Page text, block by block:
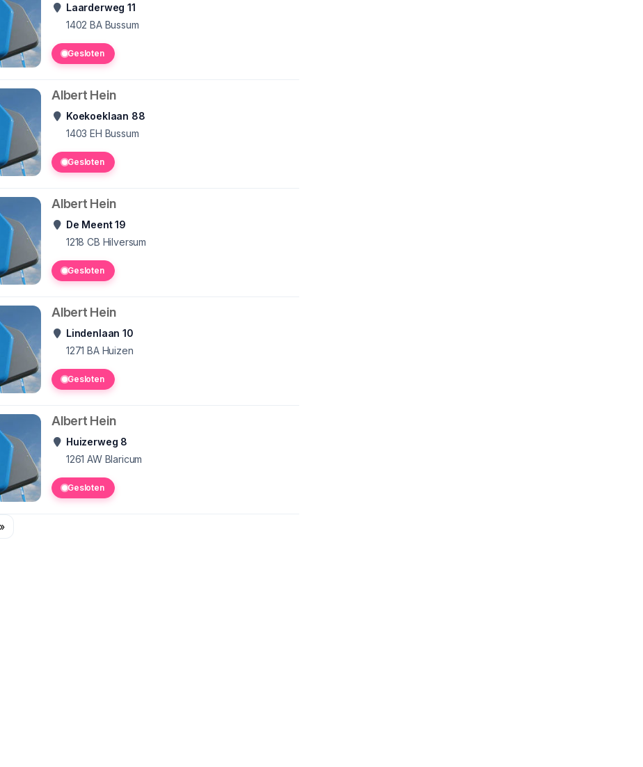
Laarderweg 11
1402 BA Bussum
Gesloten
Albert Hein
Koekoeklaan 88
1403 EH Bussum
Gesloten
Albert Hein
De Meent 19
1218 CB Hilversum
Gesloten
Albert Hein
Lindenlaan 10
1271 BA Huizen
Gesloten
Albert Hein
Huizerweg 8
1261 AW Blaricum
Gesloten
»